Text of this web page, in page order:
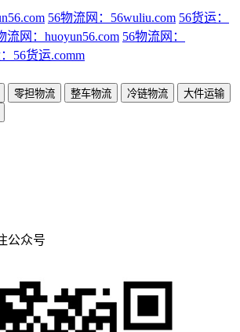
56物流网：56wuliu.com 56货运：
流网：huoyun56.com 56物流网：
56货运.comm
零担物流 整车物流 冷链物流
大件运输
公众号